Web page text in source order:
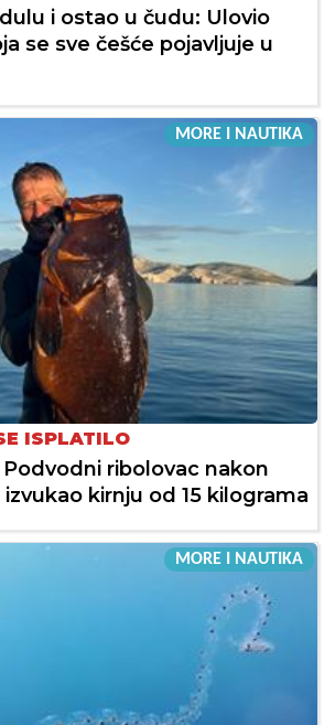
i ostao u čudu: Ulovio
se sve češće pojavljuje u
MORE I NAUTIKA
ISPLATILO
ribolovac nakon
kirnju od 15 kilograma
MORE I NAUTIKA